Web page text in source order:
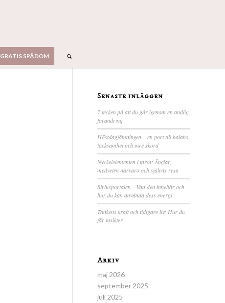
GRATIS SPÅDOM
Senaste inläggen
7 tecken på att du går igenom en andlig
förändring
Höstdagjämningen – en port till balans,
tacksamhet och inre skörd
Nyckelelementen i tarot: Änglar,
medveten närvaro och själens resa
Siriusportalen – Vad den innebär och
hur du kan använda dess energi
Tankens kraft och tidigare liv: Hur du
får insikter
Arkiv
maj 2026
september 2025
juli 2025